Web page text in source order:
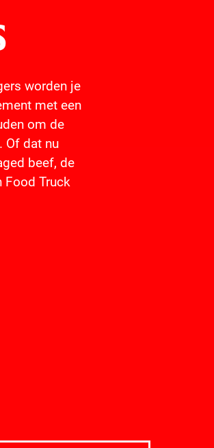
worden je
met een
om de
Of dat nu
beef, de
Food Truck